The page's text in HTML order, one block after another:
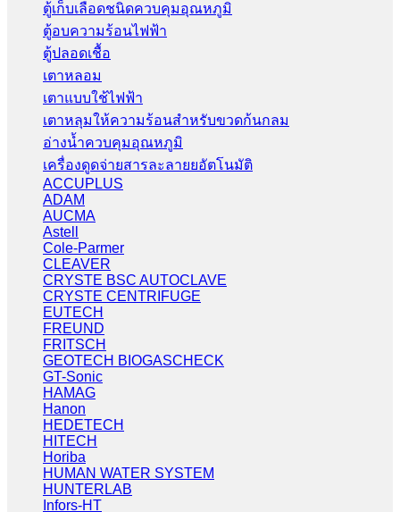
ตู้เก็บเลือดชนิดควบคุมอุณหภูมิ
ตู้อบความร้อนไฟฟ้า
ตู้ปลอดเชื้อ
เตาหลอม
เตาแบบใช้ไฟฟ้า
เตาหลุมให้ความร้อนสำหรับขวดก้นกลม
อ่างน้ำควบคุมอุณหภูมิ
เครื่องดูดจ่ายสารละลายยอัตโนมัติ
ACCUPLUS
ADAM
AUCMA
Astell
Cole-Parmer
CLEAVER
CRYSTE BSC AUTOCLAVE
CRYSTE CENTRIFUGE
EUTECH
FREUND
FRITSCH
GEOTECH BIOGASCHECK
GT-Sonic
HAMAG
Hanon
HEDETECH
HITECH
Horiba
HUMAN WATER SYSTEM
HUNTERLAB
Infors-HT